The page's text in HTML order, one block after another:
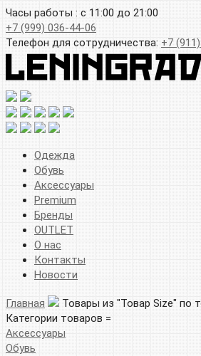
Часы работы : с 11:00 до 21:00
+7 (999) 036-44-06
Телефон для сотрудничества: +7
Одежда
Обувь
Аксессуары
Premium
Бренды
OUTLET
О нас
Контакты
Новости
Главная Товары из "Товар Size" по
Категории товаров =
Аксессуары
Обувь